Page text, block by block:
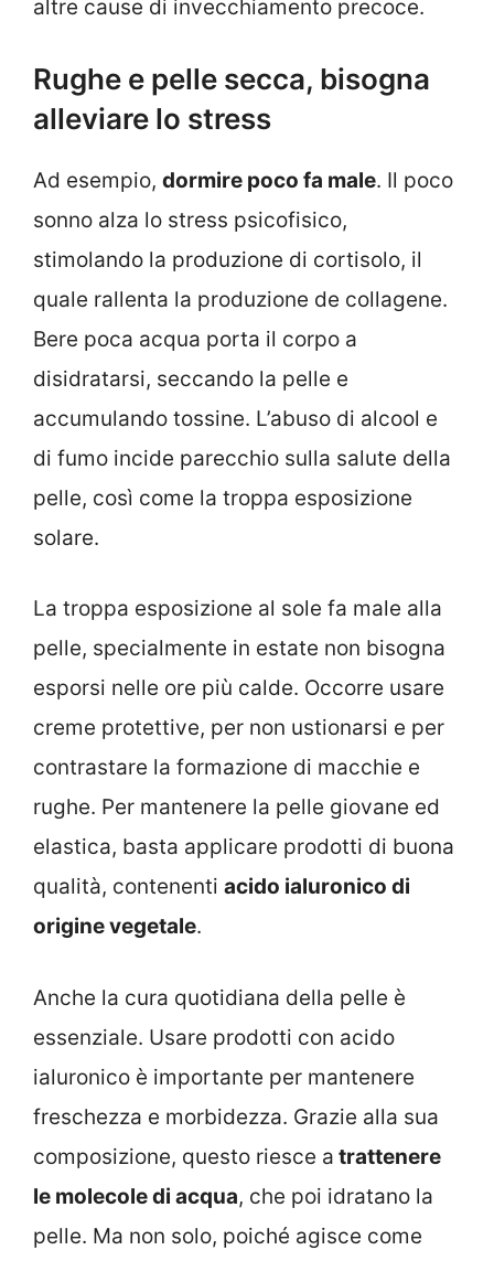
altre cause di invecchiamento precoce.
Rughe e pelle secca, bisogna
alleviare lo stress
Ad esempio, dormire poco fa male. Il poco
sonno alza lo stress psicofisico,
stimolando la produzione di cortisolo, il
quale rallenta la produzione de collagene.
Bere poca acqua porta il corpo a
disidratarsi, seccando la pelle e
accumulando tossine. L’abuso di alcool e
di fumo incide parecchio sulla salute della
pelle, così come la troppa esposizione
solare.
La troppa esposizione al sole fa male alla
pelle, specialmente in estate non bisogna
esporsi nelle ore più calde. Occorre usare
creme protettive, per non ustionarsi e per
contrastare la formazione di macchie e
rughe. Per mantenere la pelle giovane ed
elastica, basta applicare prodotti di buona
qualità, contenenti acido ialuronico di
origine vegetale.
Anche la cura quotidiana della pelle è
essenziale. Usare prodotti con acido
ialuronico è importante per mantenere
freschezza e morbidezza. Grazie alla sua
composizione, questo riesce a trattenere
le molecole di acqua, che poi idratano la
pelle. Ma non solo, poiché agisce come